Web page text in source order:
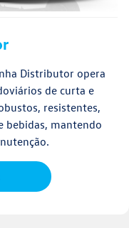
Distributor opera
de curta e
resistentes,
bebidas, mantendo